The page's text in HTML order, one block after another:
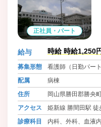
正社員・パート
給与 時給 時給1,250
募集形態
看護師（日勤パート
配属
病棟
住所
岡山県勝田郡勝央
アクセス
姫新線 勝間田駅 徒
バス 勝央町ふれあ
診療科目
内科、外科、血液